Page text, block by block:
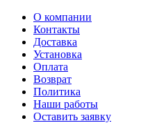
О компании
Контакты
Доставка
Установка
Оплата
Возврат
Политика
Наши работы
Оставить заявку